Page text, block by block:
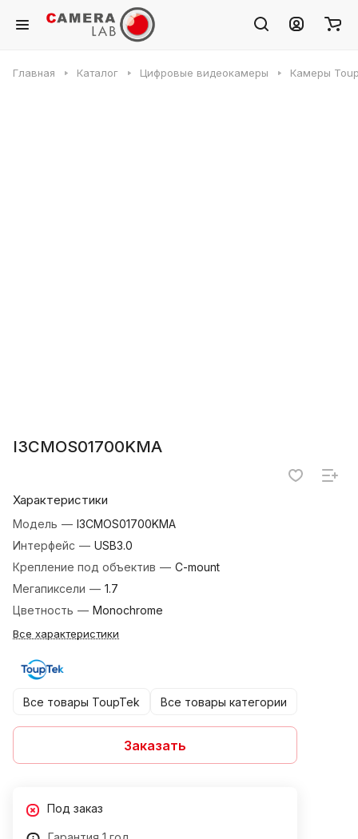
Главная Каталог Цифровые видеокамеры Камеры
I3CMOS01700KMA
Характеристики
Модель — I3CMOS01700KMA
Интерфейс — USB3.0
Крепление под объектив — C-mount
Мегапиксели — 1.7
Цветность — Monochrome
Все характеристики
Все товары ToupTek Все товары категории
Заказать
Под заказ